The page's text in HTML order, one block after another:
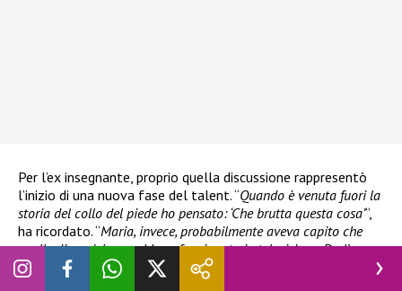
Per l’ex insegnante, proprio quella discussione rappresentò
l’inizio di una nuova fase del talent. “Quando è venuta fuori la
storia del collo del piede ho pensato: ‘Che brutta questa cosa’“,
ha ricordato. “Maria, invece, probabilmente aveva capito che
quelle dinamiche avrebbero funzionato in televisione. Da lì sono
iniziate le vere contrapposizioni tra professori e allievi
aggiunto. Pitteri ha sottolineato di comprendere